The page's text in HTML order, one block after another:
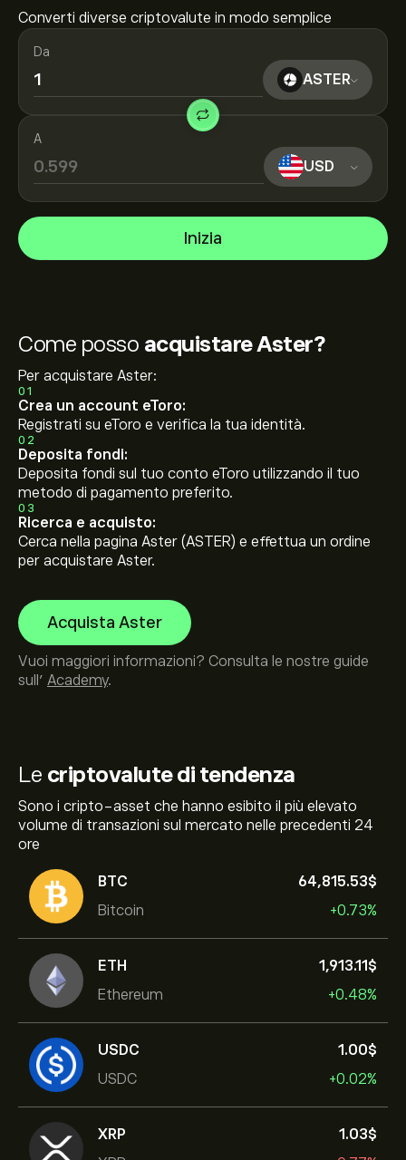
Converti diverse criptovalute in modo semplice
Da
ASTER
A
USD
Inizia
Le criptovalute di tendenza
Sono i cripto-asset che hanno esibito il più elevato
volume di transazioni sul mercato nelle precedenti 24
ore
BTC
Bitcoin
64,815.53‎$‎
+0.73%
ETH
Ethereum
1,913.11‎$‎
+0.48%
USDC
USDC
1.00‎$‎
+0.02%
XRP
1.03‎$‎
Come posso acquistare Aster?
Per acquistare Aster:
01
Crea un account eToro:
Registrati su eToro e verifica la tua identità.
02
Deposita fondi:
Deposita fondi sul tuo conto eToro utilizzando il tuo
metodo di pagamento preferito.
03
Ricerca e acquisto:
Cerca nella pagina Aster (ASTER) e effettua un ordine
per acquistare Aster.
Acquista Aster
Vuoi maggiori informazioni? Consulta le nostre guide
sull’ Academy.